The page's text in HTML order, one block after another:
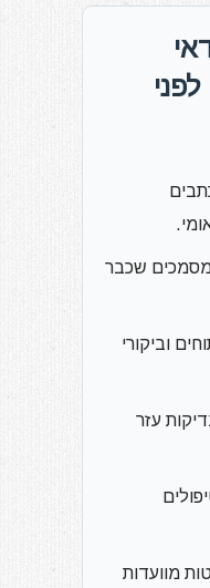
שכבר
וביקורי
עזר
מוועדות